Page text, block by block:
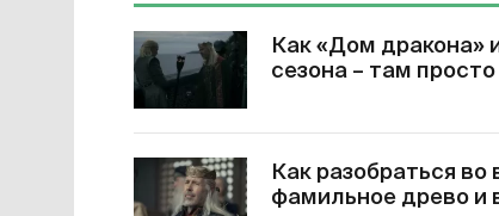
Как «Дом дракона»
сезона – там
Как разобраться
фамильное древо и